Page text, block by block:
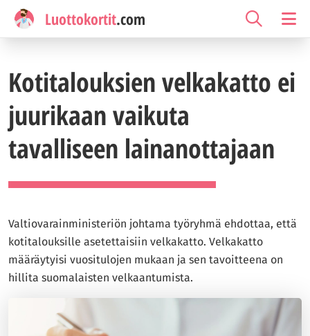
Luottokortit.com
Kotitalouksien velkakatto ei
juurikaan vaikuta
tavalliseen lainanottajaan
Valtiovarainministeriön johtama työryhmä ehdottaa, että
kotitalouksille asetettaisiin velkakatto. Velkakatto
määräytyisi vuositulojen mukaan ja sen tavoitteena on
hillita suomalaisten velkaantumista.